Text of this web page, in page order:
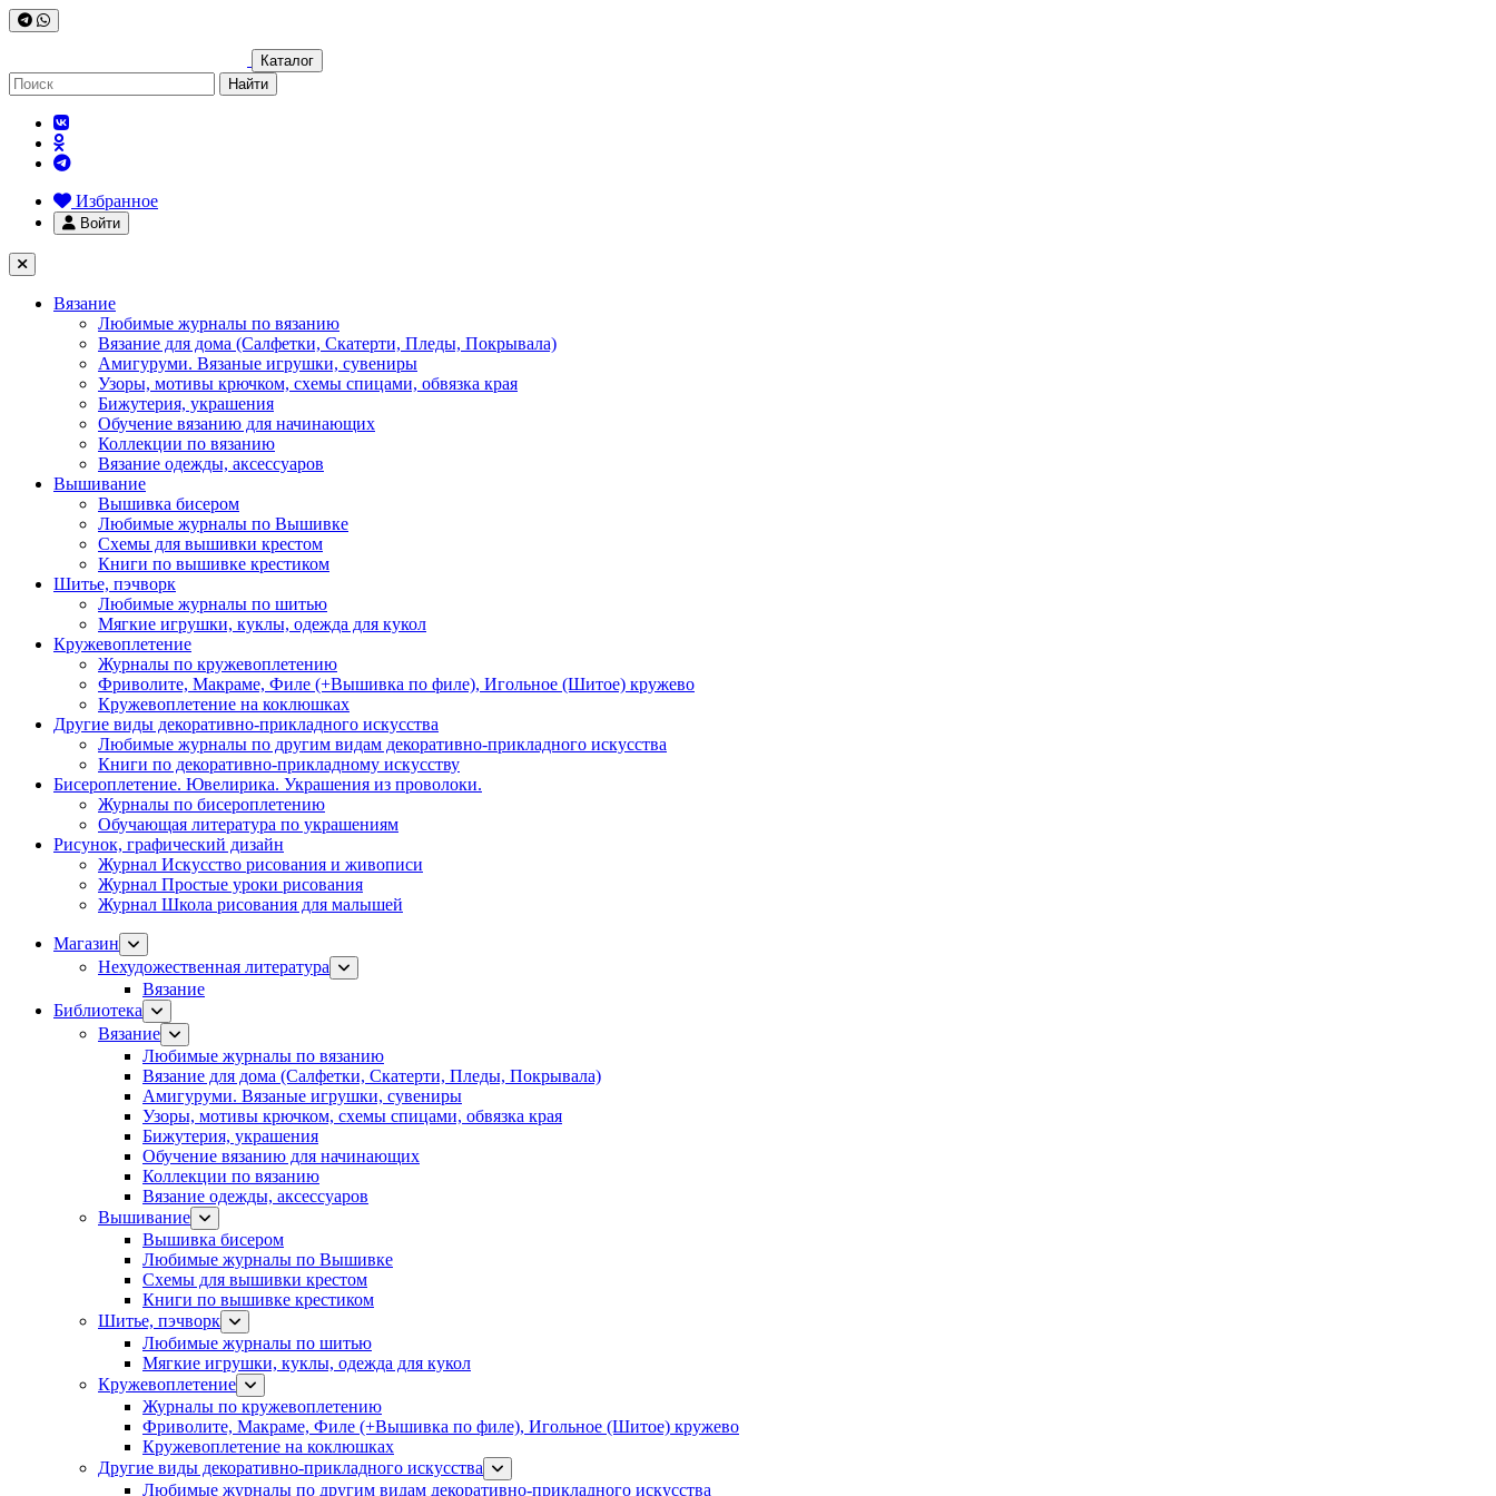
Каталог
Найти
Избранное
Войти
Вязание
Любимые журналы по вязанию
Вязание для дома (Салфетки, Скатерти, Пледы, Покрывала)
Амигуруми. Вязаные игрушки, сувениры
Узоры, мотивы крючком, схемы спицами, обвязка края
Бижутерия, украшения
Обучение вязанию для начинающих
Коллекции по вязанию
Вязание одежды, аксессуаров
Вышивание
Вышивка бисером
Любимые журналы по Вышивке
Схемы для вышивки крестом
Книги по вышивке крестиком
Шитье, пэчворк
Любимые журналы по шитью
Мягкие игрушки, куклы, одежда для кукол
Кружевоплетение
Журналы по кружевоплетению
Фриволите, Макраме, Филе (+Вышивка по филе), Игольное (Шитое) кружево
Кружевоплетение на коклюшках
Другие виды декоративно-прикладного искусства
Любимые журналы по другим видам декоративно-прикладного искусства
Книги по декоративно-прикладному искусству
Бисероплетение. Ювелирика. Украшения из проволоки.
Журналы по бисероплетению
Обучающая литература по украшениям
Рисунок, графический дизайн
Журнал Искусство рисования и живописи
Журнал Простые уроки рисования
Журнал Школа рисования для малышей
Магазин
Нехудожественная литература
Вязание
Библиотека
Вязание
Любимые журналы по вязанию
Вязание для дома (Салфетки, Скатерти, Пледы, Покрывала)
Амигуруми. Вязаные игрушки, сувениры
Узоры, мотивы крючком, схемы спицами, обвязка края
Бижутерия, украшения
Обучение вязанию для начинающих
Коллекции по вязанию
Вязание одежды, аксессуаров
Вышивание
Вышивка бисером
Любимые журналы по Вышивке
Схемы для вышивки крестом
Книги по вышивке крестиком
Шитье, пэчворк
Любимые журналы по шитью
Мягкие игрушки, куклы, одежда для кукол
Кружевоплетение
Журналы по кружевоплетению
Фриволите, Макраме, Филе (+Вышивка по филе), Игольное (Шитое) кружево
Кружевоплетение на коклюшках
Другие виды декоративно-прикладного искусства
Любимые журналы по другим видам декоративно-прикладного искусства